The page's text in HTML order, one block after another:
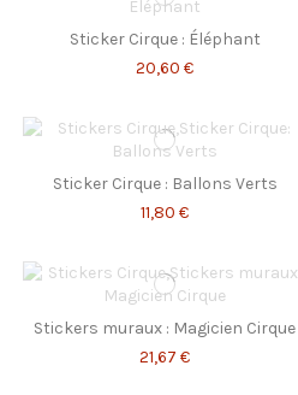
Sticker Cirque : Éléphant
20,60 €
Sticker Cirque : Ballons Verts
11,80 €
Stickers muraux : Magicien Cirque
21,67 €